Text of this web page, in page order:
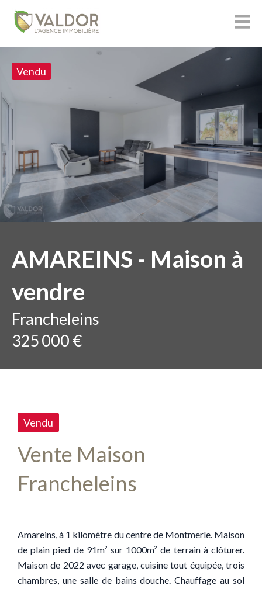
Vendu
AMAREINS - Maison à
vendre
Francheleins
325 000 €
Vendu
Vente Maison
Francheleins
Amareins, à 1 kilomètre du centre de Montmerle. Maison
de plain pied de 91m² sur 1000m² de terrain à clôturer.
Maison de 2022 avec garage, cuisine tout équipée, trois
chambres, une salle de bains douche. Chauffage au sol